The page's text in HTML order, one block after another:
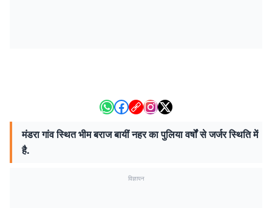
मंडरा गांव स्थित भीम बराज बायीं नहर का पुलिया वर्षों से जर्जर स्थिति में
है.
विज्ञापन